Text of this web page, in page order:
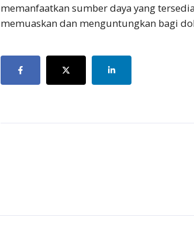
memanfaatkan sumber daya yang
memuaskan dan menguntungkan bagi